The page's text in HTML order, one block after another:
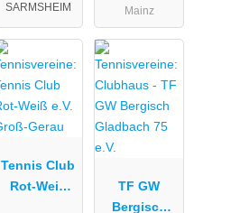
SARMSHEIM
Mainz
Tennis Club
Rot-Weiß
TF GW
Bergisch